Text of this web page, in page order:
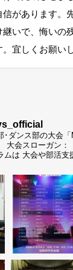
があります。
継いで、悔いの
宜しくお願い
･ダンス部の大会
大会スローガン：
ムは 大会や部活支